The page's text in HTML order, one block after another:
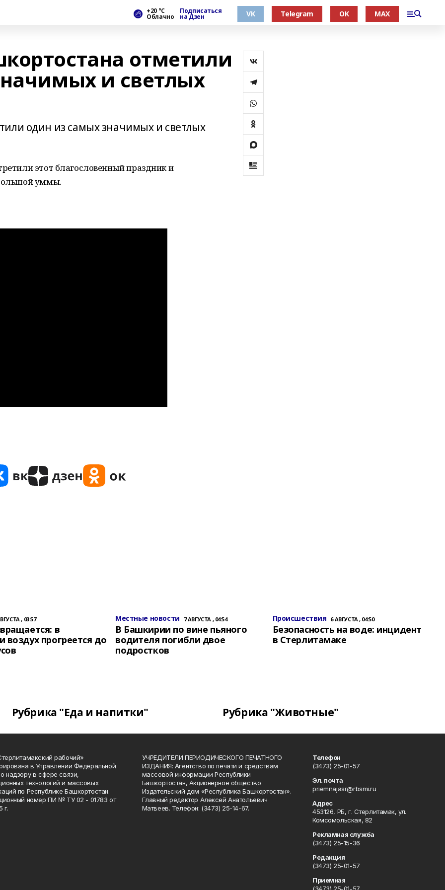
+20 °С
Облачно
Подписаться
на Дзен VK Telegram OK MAX
отметили
и светлых
один из самых значимых и светлых
этот благословенный праздник и
уммы.
, 03:57
в
воздух прогреется до
Местные новости 7 АВГУСТА , 04:54
В Башкирии по вине пьяного
водителя погибли двое
подростков
Происшествия 6 АВГУСТА , 04:50
Безопасность на воде: инцидент
в Стерлитамаке
Рубрика "Еда и напитки" Рубрика "Животные"
рабочий»
в Управлении Федеральной
надзору в сфере связи,
технологий и массовых
по Республике Башкортостан.
номер ПИ № ТУ 02 - 01783 от
г.
УЧРЕДИТЕЛИ ПЕРИОДИЧЕСКОГО ПЕЧАТНОГО
ИЗДАНИЯ: Агентство по печати и средствам
массовой информации Республики
Башкортостан, Акционерное общество
Издательский дом «Республика Башкортостан».
Главный редактор Алексей Анатольевич
Матвеев. Телефон: (3473) 25-14-67.
Телефон
(3473) 25-01-57
Эл. почта
priemnajasr@rbsmi.ru
Адрес
453126, РБ, г. Стерлитамак, ул.
Комсомольская, 82
Рекламная служба
(3473) 25-15-36
Редакция
(3473) 25-01-57
Приемная